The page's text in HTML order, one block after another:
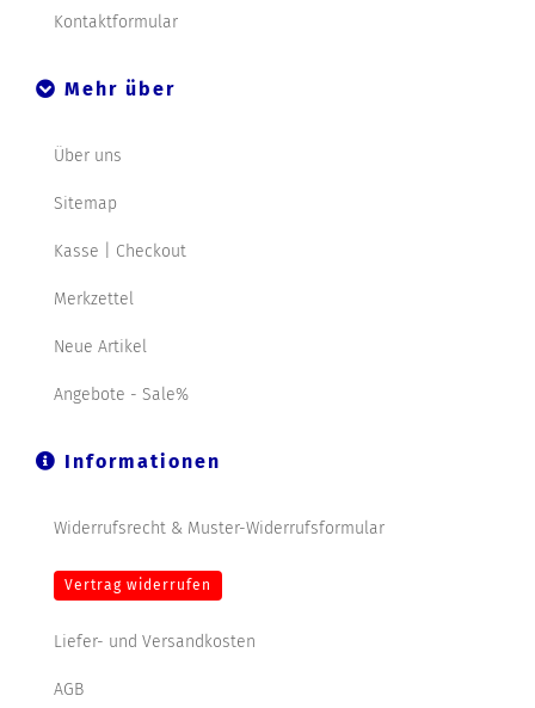
Kontaktformular
Mehr über
Über uns
Sitemap
Kasse | Checkout
Merkzettel
Neue Artikel
Angebote - Sale%
Informationen
Widerrufsrecht & Muster-Widerrufsformular
Vertrag widerrufen
Liefer- und Versandkosten
AGB